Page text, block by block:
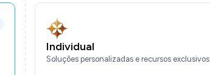
Individual
Soluções personalizadas e recursos exclusivos